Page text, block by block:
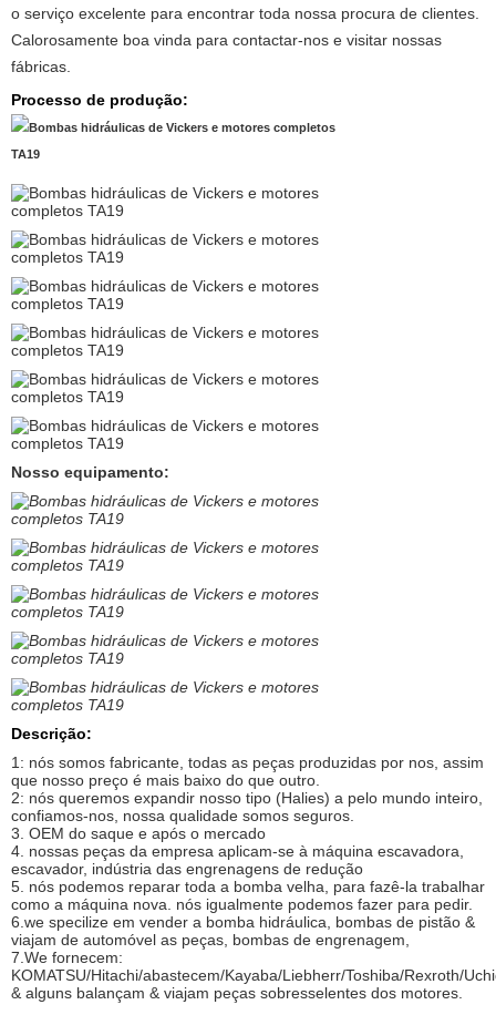
o serviço excelente para encontrar toda nossa procura de clientes.
Calorosamente boa vinda para contactar-nos e visitar nossas
fábricas.
Processo de produção:
Nosso equipamento:
Descrição:
1: nós somos fabricante, todas as peças produzidas por nos, assim
que nosso preço é mais baixo do que outro.
2: nós queremos expandir nosso tipo (Halies) a pelo mundo inteiro,
confiamos-nos, nossa qualidade somos seguros.
3. OEM do saque e após o mercado
4. nossas peças da empresa aplicam-se à máquina escavadora,
escavador, indústria das engrenagens de redução
5. nós podemos reparar toda a bomba velha, para fazê-la trabalhar
como a máquina nova. nós igualmente podemos fazer para pedir.
6.we specilize em vender a bomba hidráulica, bombas de pistão &
viajam de automóvel as peças, bombas de engrenagem,
7.We fornecem:
KOMATSU/Hitachi/abastecem/Kayaba/Liebherr/Toshiba/Rexroth/
& alguns balançam & viajam peças sobresselentes dos motores.